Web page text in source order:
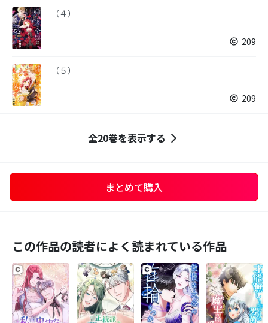
（４）
209
（５）
209
全20巻を表示する
まとめて購入
この作品の読者によく読まれている作品